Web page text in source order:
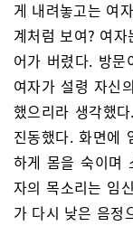
게 내려놓고는 여
계처럼 보여? 여
어가 버렸다. 방
여자가 설령 자신
했으리라 생각했
진동했다. 화면에
하게 몸을 숙이며
자의 목소리는 임
가 다시 낮은 음정